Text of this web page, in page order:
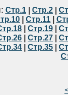
Стр.1 | Стр.2 |
| Стр.11 |
| Стр.19 |
| Стр.27 |
| Стр.35 |